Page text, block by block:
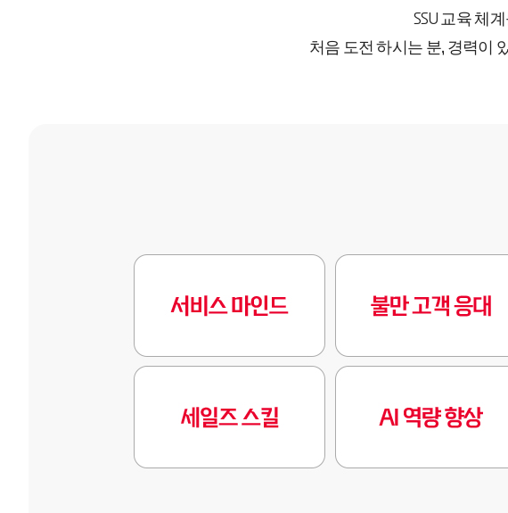
SSU 교육 체
처음 도전 하시는 분, 경력이